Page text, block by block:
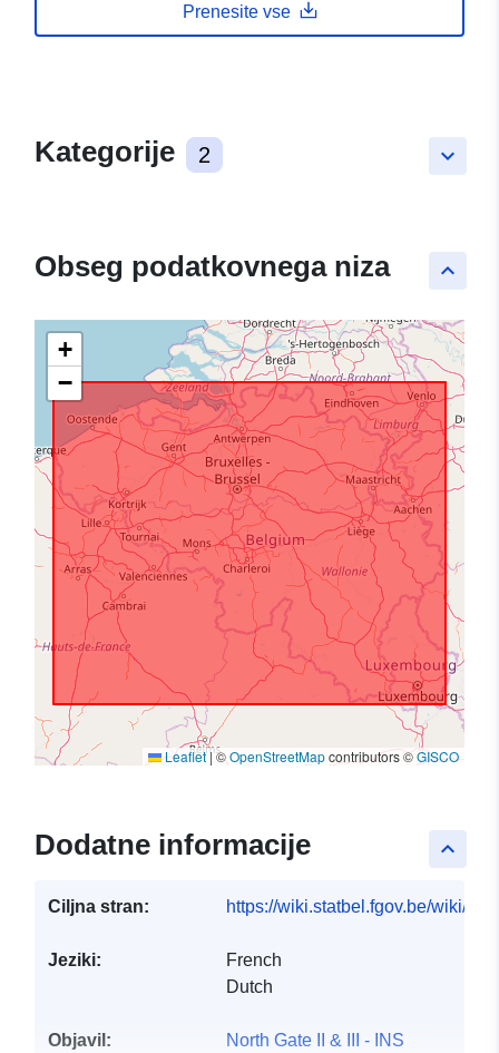
Prenesite vse
keyboard_arrow_down
Kategorije 2
keyboard_arrow_up
Obseg podatkovnega niza
+
−
Leaflet|©OpenStreetMapcontributors ©GISCO
keyboard_arrow_up
Dodatne informacije
Ciljna stran: https://wiki.statbel.fgov.be/wiki/
Jeziki:
French
Dutch
Objavil: North Gate II & III - INS